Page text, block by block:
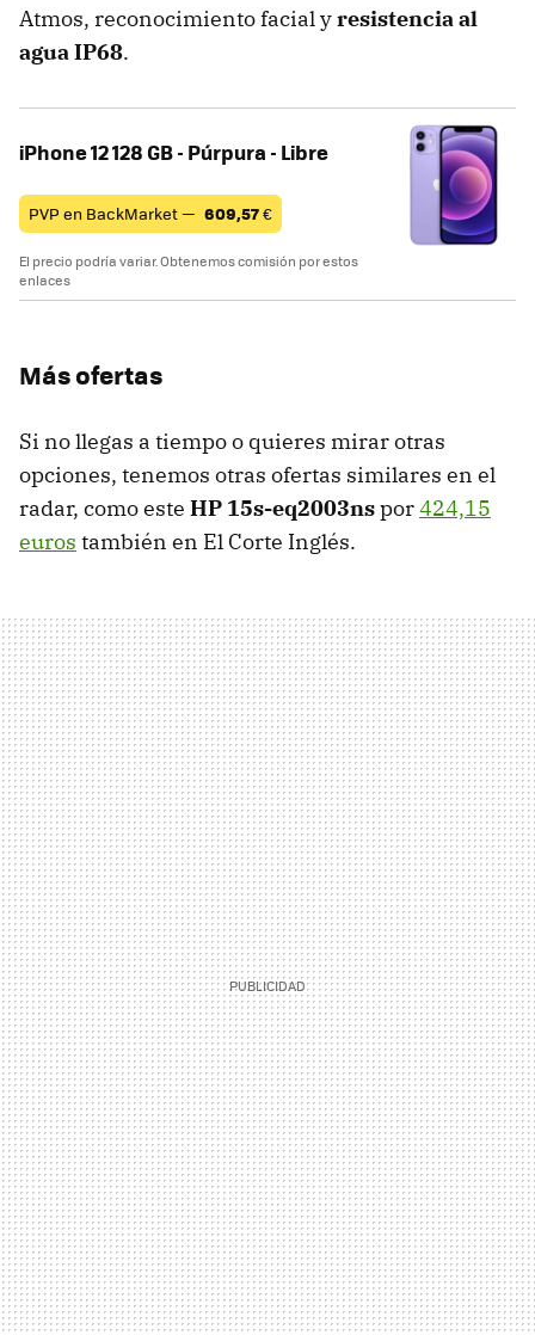
Atmos, reconocimiento facial yresistencia al
agua IP68.
iPhone 12 128 GB - Púrpura - Libre
PVP en BackMarket — 609,57€
El precio podría variar. Obtenemos comisión por estos
enlaces
Más ofertas
Si no llegas a tiempo o quieres mirar otras
opciones, tenemos otras ofertas similares en el
radar, como este HP 15s-eq2003nspor424,15
euros también en El Corte Inglés.